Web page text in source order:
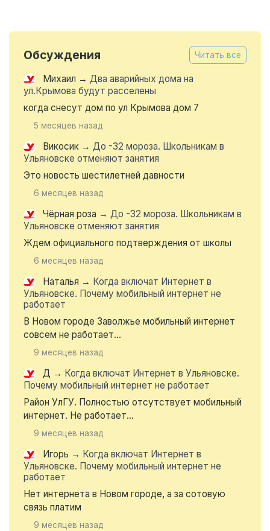
Обсуждения Читать все
Михаил → Два аварийных дома на
ул.Крымова будут расселены
когда снесут дом по ул Крымова дом 7
5 месяцев назад
Викосик → До -32 мороза. Школьникам в
Ульяновске отменяют занятия
Это новость шестилетней давности
6 месяцев назад
Чёрная роза → До -32 мороза. Школьникам в
Ульяновске отменяют занятия
Ждем официального подтверждения от школы
6 месяцев назад
Наталья → Когда включат Интернет в
Ульяновске. Почему мобильный интернет не
работает
В Новом городе Заволжье мобильный интернет
совсем не работает...
9 месяцев назад
Д → Когда включат Интернет в Ульяновске.
Почему мобильный интернет не работает
Район УлГУ. Полностью отсутствует мобильный
интернет. Не работает...
9 месяцев назад
Игорь → Когда включат Интернет в
Ульяновске. Почему мобильный интернет не
работает
Нет интернета в Новом городе, а за сотовую
связь платим
9 месяцев назад